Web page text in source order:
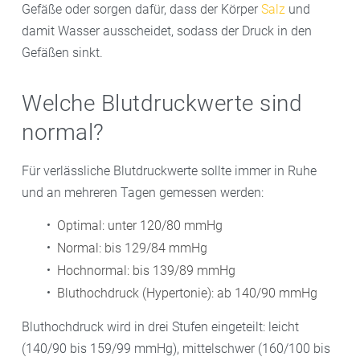
Gefäße oder sorgen dafür, dass der Körper Salz und
damit Wasser ausscheidet, sodass der Druck in den
Gefäßen sinkt.
Welche Blutdruckwerte sind
normal?
Für verlässliche Blutdruckwerte sollte immer in Ruhe
und an mehreren Tagen gemessen werden:
Optimal: unter 120/80 mmHg
Normal: bis 129/84 mmHg
Hochnormal: bis 139/89 mmHg
Bluthochdruck (Hypertonie): ab 140/90 mmHg
Bluthochdruck wird in drei Stufen eingeteilt: leicht
(140/90 bis 159/99 mmHg), mittelschwer (160/100 bis